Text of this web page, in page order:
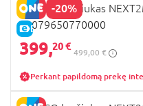
-20%
E-KAINA
CHICCO lopšiukas
00079650770000
399,20 €
499,00 €
Perkant papildomą prekę